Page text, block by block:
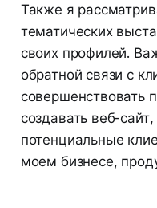
Также я
тематических
своих профилей.
обратной связи с
совершенствовать
создавать веб-
потенциальные
моем бизнесе,